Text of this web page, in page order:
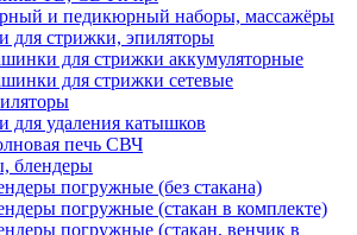
и педикюрный наборы, массажёры
для стрижки, эпиляторы
для стрижки аккумуляторные
для стрижки сетевые
удаления катышков
печь СВЧ
блендеры
погружные (без стакана)
погружные (стакан в комплекте)
погружные (стакан, венчик в